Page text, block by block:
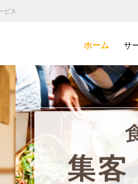
ビス
ホーム サ